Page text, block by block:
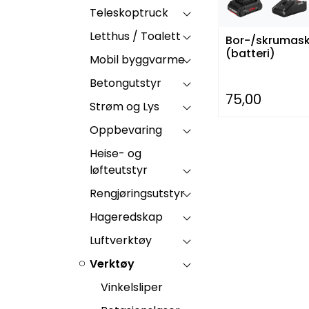
Teleskoptruck
Letthus / Toalett
Mobil byggvarme
Betongutstyr
Strøm og Lys
Oppbevaring
Heise- og
løfteutstyr
Rengjøringsutstyr
Hageredskap
Luftverktøy
Verktøy
Vinkelsliper
Bor-/
(batteri)
75,00